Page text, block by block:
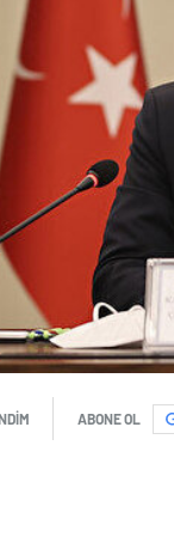
ABONE OL